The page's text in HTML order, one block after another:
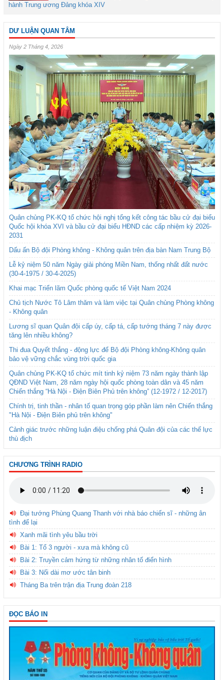
hành Trung ương Đảng khóa XIV
DƯ LUẬN QUAN TÂM
Ngày 2 Tháng 4, 2026
Quân chủng PK-KQ tổ chức hội nghị tổng kết công tác bầu cử đại biểu
Quốc hội khóa XVI và bầu cử đại biểu HĐND các cấp nhiệm kỳ 2026-
2031
Dấu ấn Bộ đội Phòng không - Không quân trên địa bàn Nam Trung Bộ
Lễ kỷ niệm 50 năm Ngày giải phóng Miền Nam, thống nhất đất nước
(30-4-1975 / 30-4-2025)
Khai mạc Triển lãm Quốc phòng quốc tế Việt Nam 2024
Chủ tịch Nước Tô Lâm thăm và làm việc tại Quân chủng Phòng không
- Không quân
Lương sĩ quan Quân đội cấp úy, cấp tá, cấp tướng tháng 7 này được
tăng lên nhiều không?
Thi đua Quyết thắng - động lực để Bộ đội Phòng không-Không quân
bảo vệ vững chắc vùng trời quốc gia
Quân chủng PK-KQ tổ chức mít tinh kỷ niệm 73 năm ngày thành lập
QĐND Việt Nam, 28 năm ngày hội quốc phòng toàn dân và 45 năm
Chiến thắng “Hà Nội - Điện Biên Phủ trên không” (12-1972 / 12-2017)
Chính trị, tinh thần - nhân tố quan trọng góp phần làm nên Chiến thắng
"Hà Nội - Điện Biên phủ trên không"
Cảnh giác trước những luận điệu chống phá Quân đội của các thế lực
thù địch
CHƯƠNG TRÌNH RADIO
Đại tướng Phùng Quang Thanh với nhà báo chiến sĩ - những ân
tình để lại
Xanh mãi tình yêu bầu trời
Bài 1: Tổ 3 người - xưa mà không cũ
Bài 2: Truyền cảm hứng từ những nhân tố điển hình
Bài 3: Nối dài mơ ước tân binh
Tháng Ba trên trận địa Trung đoàn 218
ĐỌC BÁO IN